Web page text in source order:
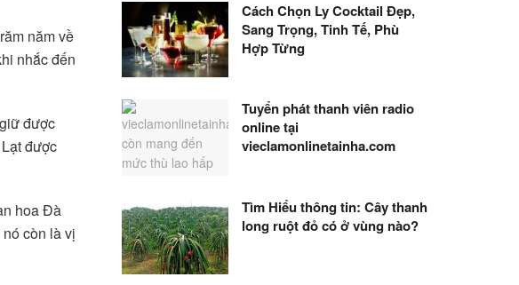
năm về
nhắc đến
được
được
hoa Đà
còn là vị
Cách Chọn Ly Cocktail Đẹp,
Sang Trọng, Tinh Tế, Phù
Hợp Từng
Tuyển phát thanh viên radio
online tại
vieclamonlinetainha.com
Tìm Hiểu thông tin: Cây thanh
long ruột đỏ có ở vùng nào?